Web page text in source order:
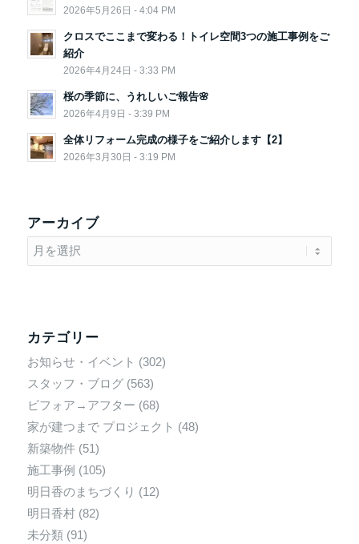
2026年5月26日 - 4:04 PM
クロスでここまで変わる！トイレ空間3つの施工事例をご
紹介
2026年4月24日 - 3:33 PM
桜の季節に、うれしいご報告🌸
2026年4月9日 - 3:39 PM
全体リフォーム完成の様子をご紹介します【2】
2026年3月30日 - 3:19 PM
アーカイブ
カテゴリー
お知らせ・イベント (302)
スタッフ・ブログ(563)
ビフォア→アフター (68)
家が建つまで プロジェクト (48)
新築物件(51)
施工事例 (105)
明日香のまちづくり (12)
明日香村(82)
未分類(91)